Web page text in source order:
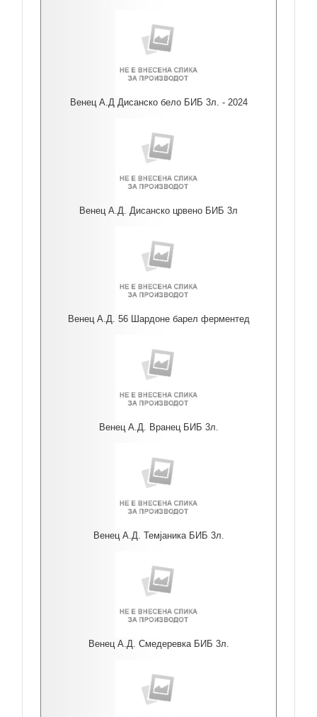
Венец А.Д Дисанско бело БИБ 3л. - 2024
Венец А.Д. Дисанско црвено БИБ 3л
Венец А.Д. 56 Шардоне барел ферментед
Венец А.Д. Вранец БИБ 3л.
Венец А.Д. Темјаника БИБ 3л.
Венец А.Д. Смедеревка БИБ 3л.